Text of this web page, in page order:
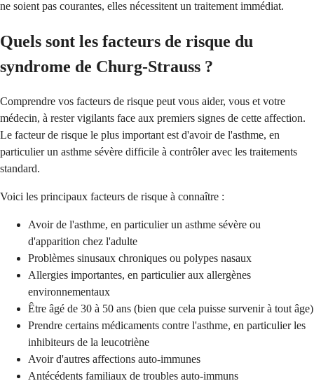
ne soient pas courantes, elles nécessitent un traitement immédiat.
Quels sont les facteurs de risque du
syndrome de Churg-Strauss ?
Comprendre vos facteurs de risque peut vous aider, vous et votre
médecin, à rester vigilants face aux premiers signes de cette affection.
Le facteur de risque le plus important est d'avoir de l'asthme, en
particulier un asthme sévère difficile à contrôler avec les traitements
standard.
Voici les principaux facteurs de risque à connaître :
Avoir de l'asthme, en particulier un asthme sévère ou
d'apparition chez l'adulte
Problèmes sinusaux chroniques ou polypes nasaux
Allergies importantes, en particulier aux allergènes
environnementaux
Être âgé de 30 à 50 ans (bien que cela puisse survenir à tout âge)
Prendre certains médicaments contre l'asthme, en particulier les
inhibiteurs de la leucotriène
Avoir d'autres affections auto-immunes
Antécédents familiaux de troubles auto-immuns